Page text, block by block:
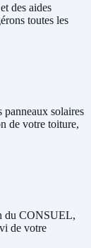
des aides
toutes les
panneaux solaires
de votre toiture,
du CONSUEL,
de votre